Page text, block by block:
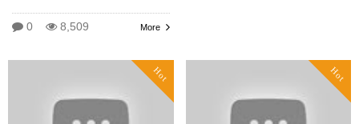
0 8,509 More
Hot Hot